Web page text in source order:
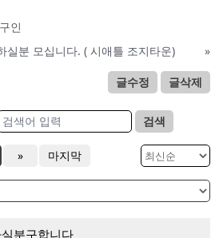
인
실분 모십니다. ( 시애틀 조지타운)
»
글수정 글삭제
검색
» 마지막
분구합니다